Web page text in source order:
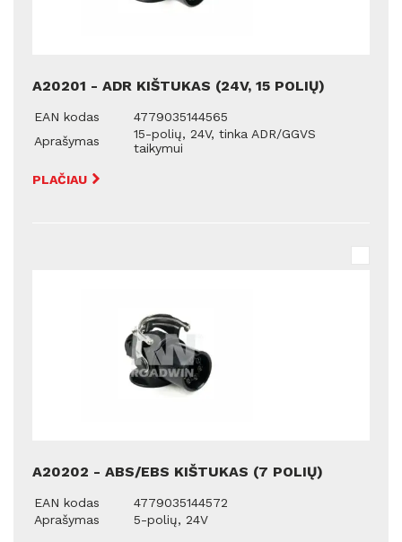
A20201 - ADR KIŠTUKAS (24V, 15 POLIŲ)
EAN kodas
4779035144565
Aprašymas
15-polių, 24V, tinka ADR/GGVS
taikymui
PLAČIAU
A20202 - ABS/EBS KIŠTUKAS (7 POLIŲ)
EAN kodas
4779035144572
Aprašymas
5-polių, 24V